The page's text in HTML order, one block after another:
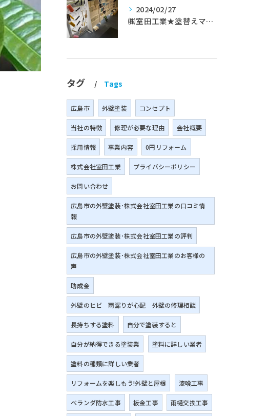
2024/02/27
㈱室田工業★塗替えマスターズ★築35年以上のお宅の施工事例
タグ Tags
広島市 外壁塗装 コンセプト
当社の特徴 修理が必要な理由 会社概要
採用情報 事業内容 0円リフォーム
株式会社室田工業 プライバシーポリシー
お問い合わせ
広島市の外壁塗装･株式会社室田工業の口コミ情
報
広島市の外壁塗装･株式会社室田工業の評判
広島市の外壁塗装･株式会社室田工業のお客様の
声
助成金
外壁のヒビ 雨漏りが心配 外壁の修理相談
長持ちする塗料 自分で塗装すると
自分が納得できる塗装業 塗料に詳しい業者
塗料の種類に詳しい業者
リフォームを楽しもう!外壁と屋根 漆喰工事
ベランダ防水工事 板金工事 雨樋交換工事